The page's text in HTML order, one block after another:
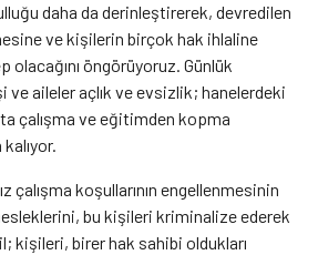
daha da derinleştirerek, devredilen
ve kişilerin birçok hak ihlaline
olacağını öngörüyoruz. Günlük
ve aileler açlık ve evsizlik; hanelerdeki
çalışma ve eğitimden kopma
çalışma koşullarının engellenmesinin
bu kişileri kriminalize ederek
kişileri, birer hak sahibi oldukları